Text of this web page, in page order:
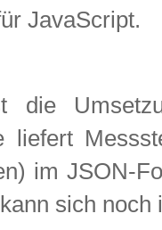
JavaScript.
die
liefert
im JSON-
sich noch